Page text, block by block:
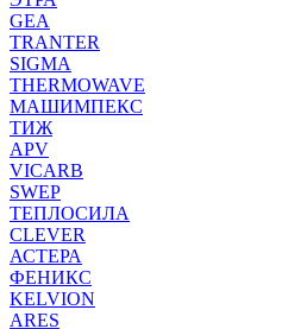
GEA
TRANTER
SIGMA
THERMOWAVE
МАШИМПЕКС
ТИЖ
APV
VICARB
SWEP
ТЕПЛОСИЛА
CLEVER
АСТЕРА
ФЕНИКС
KELVION
ARES